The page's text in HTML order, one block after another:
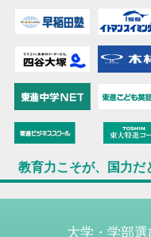
教育力こそが、国力だ
大学・学部